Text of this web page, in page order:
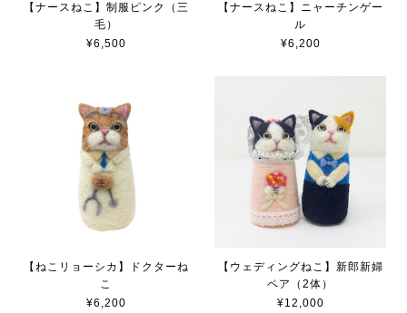
【ナースねこ】制服ピンク（三
毛）
¥6,500
【ナースねこ】ニャーチンゲー
ル
¥6,200
【ねこリョーシカ】ドクターね
こ
¥6,200
【ウェディングねこ】新郎新婦
ペア（2体）
¥12,000